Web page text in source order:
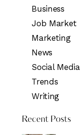
Business
Job Market
Marketing
News
Social Media
Trends
Writing
Recent Posts